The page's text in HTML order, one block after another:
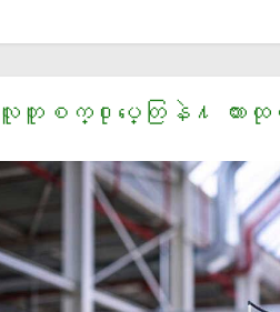
လူတူစက္႐ုပ္ေတြနဲ႔ ကားထု